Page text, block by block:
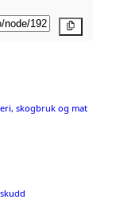
skogbruk og mat